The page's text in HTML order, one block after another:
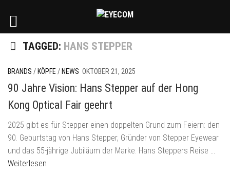
TAGGED: HANS STEPPER
BRANDS / KÖPFE / NEWS OKTOBER 21, 2025
90 Jahre Vision: Hans Stepper auf der Hong
Kong Optical Fair geehrt
2025 gibt es für Stepper einen doppelten Grund zum Feiern: den
90. Geburtstag von Hans Stepper, Gründer von Stepper Eyewear
und das 55-jährige Jubiläum der Marke. Hans Steppers Reise …
Weiterlesen